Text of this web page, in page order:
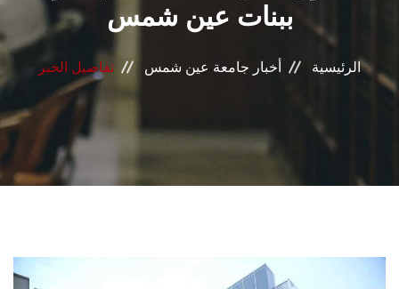
البحث العلمي
الرعاية الصحية
المراكز والوحدات
الأنظمة الذكية
تواصل معنا
ببنات عين شمس
الرئيسية أخبار جامعة عين شمس تفاصيل الخبر